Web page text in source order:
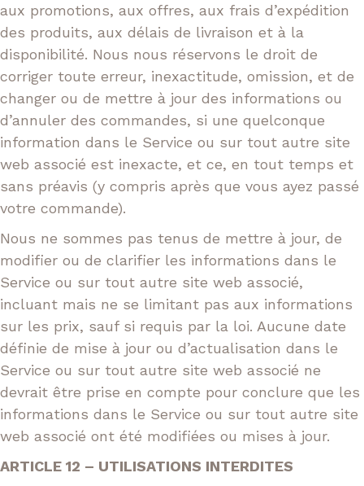
aux promotions, aux offres, aux frais d’expédition
des produits, aux délais de livraison et à la
disponibilité. Nous nous réservons le droit de
corriger toute erreur, inexactitude, omission, et de
changer ou de mettre à jour des informations ou
d’annuler des commandes, si une quelconque
information dans le Service ou sur tout autre site
web associé est inexacte, et ce, en tout temps et
sans préavis (y compris après que vous ayez passé
votre commande).
Nous ne sommes pas tenus de mettre à jour, de
modifier ou de clarifier les informations dans le
Service ou sur tout autre site web associé,
incluant mais ne se limitant pas aux informations
sur les prix, sauf si requis par la loi. Aucune date
définie de mise à jour ou d’actualisation dans le
Service ou sur tout autre site web associé ne
devrait être prise en compte pour conclure que les
informations dans le Service ou sur tout autre site
web associé ont été modifiées ou mises à jour.
ARTICLE 12 – UTILISATIONS INTERDITES